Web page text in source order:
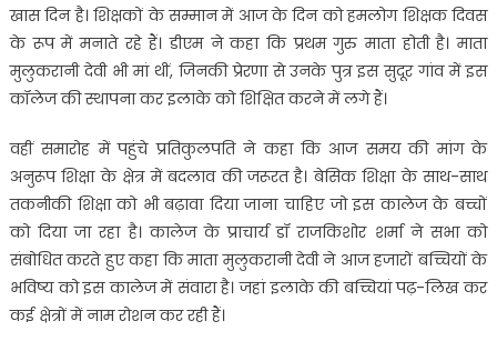
खास दिन है। शिक्षकों के सम्मान में आज के दिन को हमलोग शिक्षक दिवस
के रूप में मनाते रहे हैं। डीएम ने कहा कि प्रथम गुरु माता होती है। माता
मुलुकरानी देवी भी मां थीं, जिनकी प्रेरणा से उनके पुत्र इस सुदूर गांव में इस
कॉलेज की स्थापना कर इलाके को शिक्षित करने में लगे हैं।
वहीं समारोह में पहुंचे प्रतिकुलपति ने कहा कि आज समय की मांग के
अनुरूप शिक्षा के क्षेत्र में बदलाव की जरूरत है। बेसिक शिक्षा के साथ-साथ
तकनीकी शिक्षा को भी बढ़ावा दिया जाना चाहिए जो इस कालेज के बच्चों
को दिया जा रहा है। कालेज के प्राचार्य डॉ राजकिशोर शर्मा ने सभा को
संबोधित करते हुए कहा कि माता मुलुकरानी देवी ने आज हजारों बच्चियों के
भविष्य को इस कालेज में संवारा है। जहां इलाके की बच्चियां पढ़-लिख कर
कई क्षेत्रों में नाम रोशन कर रही हैं।